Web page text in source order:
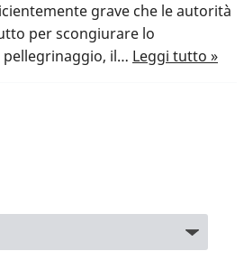
grave che le autorità
per scongiurare lo
il… Leggi tutto »